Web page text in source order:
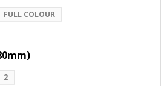
FULL COLOUR
2